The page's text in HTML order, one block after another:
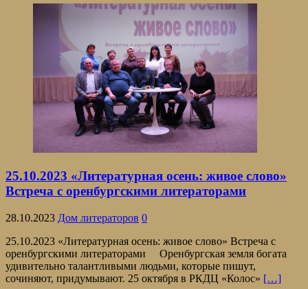
25.10.2023 «Литературная осень: живое слово»
Встреча с оренбургскими литераторами
28.10.2023 Дом литераторов 0
25.10.2023 «Литературная осень: живое слово» Встреча с
оренбургскими литераторами Оренбургская земля богата
удивительно талантливыми людьми, которые пишут,
сочиняют, придумывают. 25 октября в РКДЦ «Колос» […]